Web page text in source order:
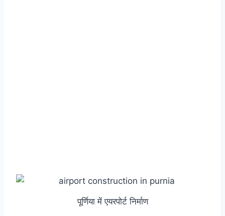
पूर्णिया में एयरपोर्ट निर्माण